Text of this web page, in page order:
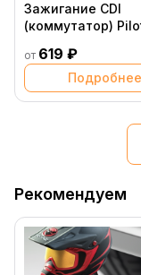
Зажигание CDI
(коммутатор)
от 619 ₽
Подробнее
Рекомендуем